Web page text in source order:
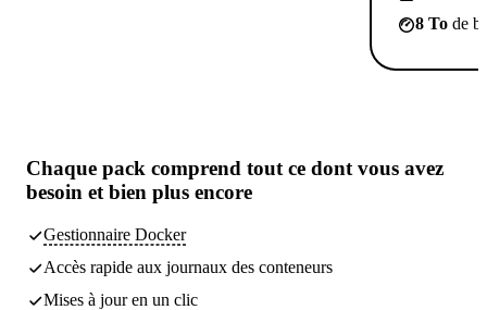
8 To de
Chaque pack comprend tout ce dont vous avez
besoin et bien plus encore
Gestionnaire Docker
Accès rapide aux journaux des conteneurs
Mises à jour en un clic